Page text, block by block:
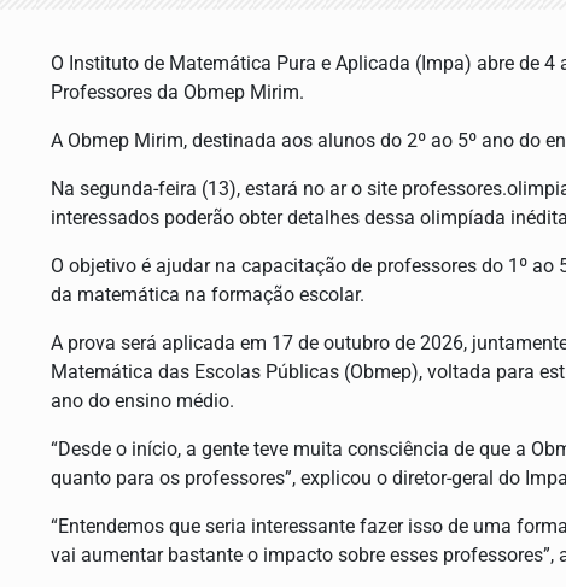
O Instituto de Matemática Pura e Aplicada (Impa) abre de
Professores da Obmep Mirim.
A Obmep Mirim, destinada aos alunos do 2º ao 5º ano do
Na segunda-feira (13), estará no ar o site
interessados poderão obter detalhes dessa olimpíada
O objetivo é ajudar na capacitação de professores do 1º
da matemática na formação escolar.
A prova será aplicada em 17 de outubro de 2026,
Matemática das Escolas Públicas (Obmep), voltada para
ano do ensino médio.
“Desde o início, a gente teve muita consciência de que a
quanto para os professores”, explicou o diretor-geral do
“Entendemos que seria interessante fazer isso de uma
vai aumentar bastante o impacto sobre esses professores”,